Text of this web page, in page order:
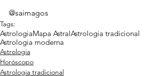
@saimagos
Tags:
AstrologiaMapa AstralAstrologia tradicional
Astrologia moderna
Astrologia
Horóscopo
Astrologia tradicional